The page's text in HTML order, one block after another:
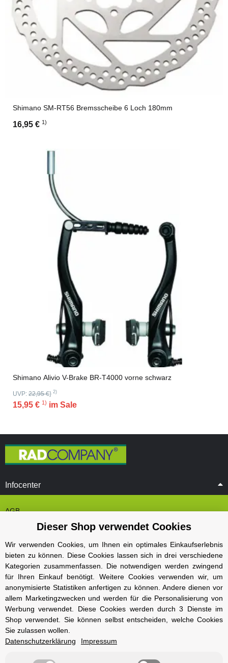
Shimano SM-RT56 Bremsscheibe 6 Loch 180mm
16,95 € 1)
Shimano Alivio V-Brake BR-T4000 vorne schwarz
UVP: 22,95 €} 2)
15,95 € 1) im Sale
Infocenter
AGB
Cookie Einstelungen
Datenschutz
Impressum
Kontakt und Öffnungszeiten
Versand und Zahlungsarten
Widerrufsbelehrung
Radcompany
Dieser Shop verwendet Cookies
Wir verwenden Cookies, um Ihnen ein optimales Einkaufserlebnis
bieten zu können. Diese Cookies lassen sich in drei verschiedene
Kategorien zusammenfassen. Die notwendigen werden zwingend
für Ihren Einkauf benötigt. Weitere Cookies verwenden wir, um
anonymisierte Statistiken anfertigen zu können. Andere dienen vor
allem Marketingzwecken und werden für die Personalisierung von
Werbung verwendet. Diese Cookies werden durch 3 Dienste im
Shop verwendet. Sie können selbst entscheiden, welche Cookies
Sie zulassen wollen.
Datenschutzerklärung
Impressum